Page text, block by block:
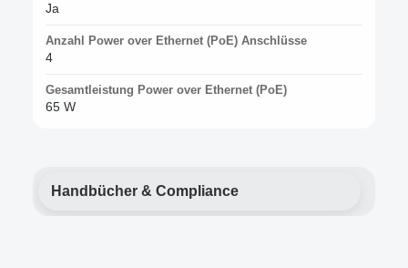
Ja
Anzahl Power over Ethernet (PoE) Anschlüsse
4
Gesamtleistung Power over Ethernet (PoE)
65 W
Handbücher & Compliance